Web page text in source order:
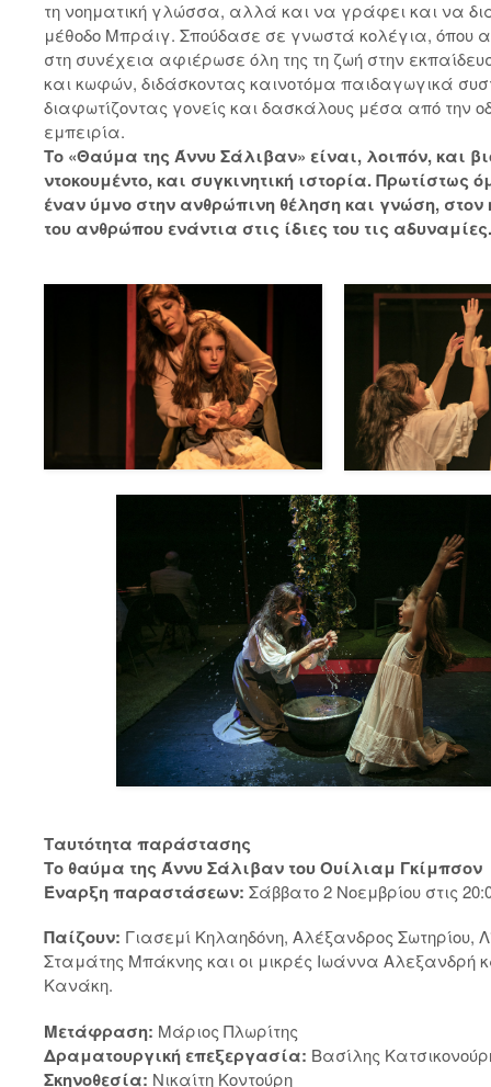
τη νοηματική γλώσσα, αλλά και να γράφει και να
μέθοδο Μπράιγ. Σπούδασε σε γνωστά κολέγια, όπου
στη συνέχεια αφιέρωσε όλη της τη ζωή στην
και κωφών, διδάσκοντας καινοτόμα παιδαγωγικά
διαφωτίζοντας γονείς και δασκάλους μέσα από την
εμπειρία.
Το «Θαύμα της Άννυ Σάλιβαν» είναι, λοιπόν, και
ντοκουμέντο, και συγκινητική ιστορία. Πρωτίστως
έναν ύμνο στην ανθρώπινη θέληση και γνώση,
του ανθρώπου ενάντια στις ίδιες του τις αδυναμίες.
Ταυτότητα παράστασης
Το θαύμα της Άννυ Σάλιβαν του Ουίλιαμ Γκίμπσον
Έναρξη παραστάσεων: Σάββατο 2 Νοεμβρίου στις
Παίζουν: Γιασεμί Κηλαηδόνη, Αλέξανδρος Σωτηρίου,
Σταμάτης Μπάκνης και οι μικρές Ιωάννα Αλεξανδρή
Κανάκη.
Μετάφραση: Μάριος Πλωρίτης
Δραματουργική επεξεργασία: Βασίλης
Σκηνοθεσία: Νικαίτη Κοντούρη